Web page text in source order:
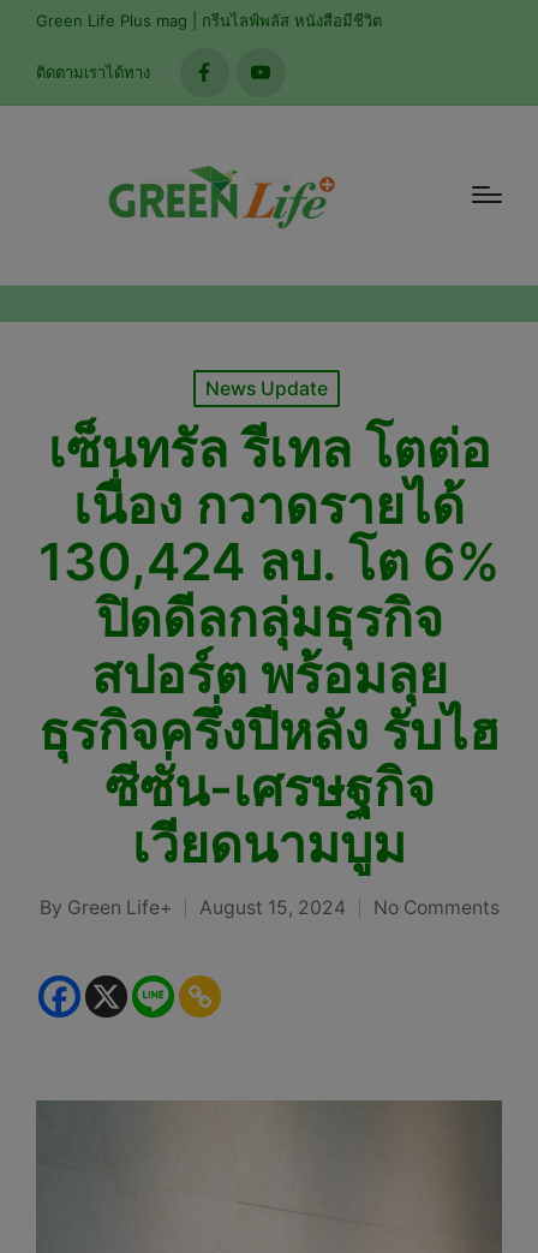
Green Life Plus mag | กรีนไลฟ์พลัส หนังสือมีชีวิต
ติดตามเราได้ทาง
facebookyoutube
Posted
News Update
เซ็นทรัล รีเทล โตต่อ
เนื่อง กวาดรายได้
130,424 ลบ. โต 6%
ปิดดีลกลุ่มธุรกิจ
สปอร์ต พร้อมลุย
ธุรกิจครึ่งปีหลัง รับไฮ
ซีซั่น-เศรษฐกิจ
เวียดนามบูม
Posted
By Green Life+ August 15, 2024 No Comments
modal-check